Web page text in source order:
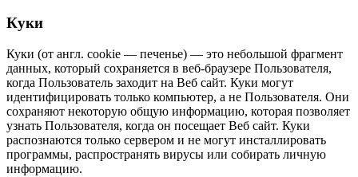
Куки
Куки (от англ. cookie — печенье) — это небольшой фрагмент
данных, который сохраняется в веб-браузере Пользователя,
когда Пользователь заходит на Веб сайт. Куки могут
идентифицировать только компьютер, а не Пользователя. Они
сохраняют некоторую общую информацию, которая позволяет
узнать Пользователя, когда он посещает Веб сайт. Куки
распознаются только сервером и не могут инсталлировать
программы, распространять вирусы или собирать личную
информацию.